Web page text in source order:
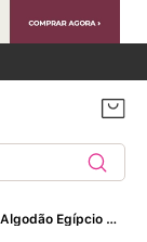
Calcinha Tanga Em Algodão Egípcio Cleo PRETO